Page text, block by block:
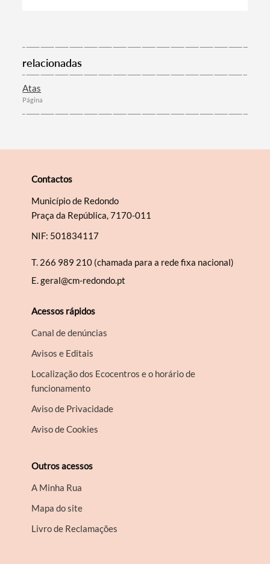
Categorias gerais
relacionadas
Atas
Página
Contactos
Município de Redondo
Praça da República, 7170-011
NIF: 501834117
T. 266 989 210 (chamada para a rede fixa nacional)
E.geral@cm-redondo.pt
Acessos rápidos
Canal de denúncias
Avisos e Editais
Localização dos Ecocentros e o horário de
funcionamento
Aviso de Privacidade
Aviso de Cookies
Outros acessos
A Minha Rua
Mapa do site
Livro de Reclamações